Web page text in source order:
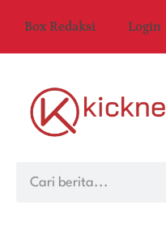
Box Redaksi Login